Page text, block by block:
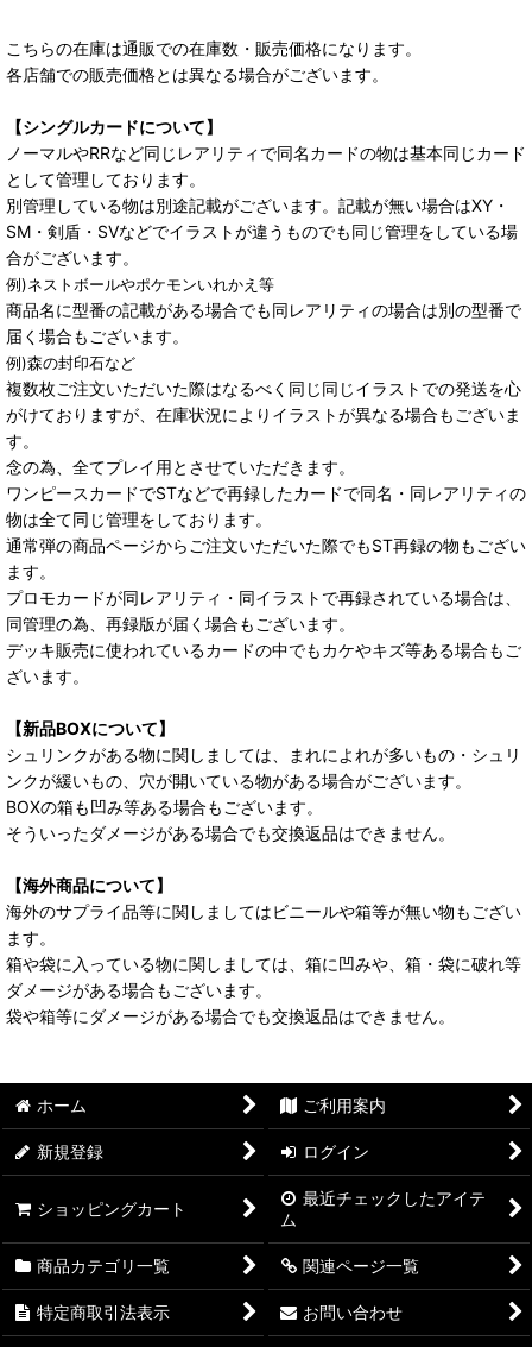
こちらの在庫は通販での在庫数・販売価格になります。
各店舗での販売価格とは異なる場合がございます。
【シングルカードについて】
ノーマルやRRなど同じレアリティで同名カードの物は基本同じカード
として管理しております。
別管理している物は別途記載がございます。記載が無い場合はXY・
SM・剣盾・SVなどでイラストが違うものでも同じ管理をしている場
合がございます。
例)ネストボールやポケモンいれかえ等
商品名に型番の記載がある場合でも同レアリティの場合は別の型番で
届く場合もございます。
例)森の封印石など
複数枚ご注文いただいた際はなるべく同じ同じイラストでの発送を心
がけておりますが、在庫状況によりイラストが異なる場合もございま
す。
念の為、全てプレイ用とさせていただきます。
ワンピースカードでSTなどで再録したカードで同名・同レアリティの
物は全て同じ管理をしております。
通常弾の商品ページからご注文いただいた際でもST再録の物もござい
ます。
プロモカードが同レアリティ・同イラストで再録されている場合は、
同管理の為、再録版が届く場合もございます。
デッキ販売に使われているカードの中でもカケやキズ等ある場合もご
ざいます。
【新品BOXについて】
シュリンクがある物に関しましては、まれによれが多いもの・シュリ
ンクが緩いもの、穴が開いている物がある場合がございます。
BOXの箱も凹み等ある場合もございます。
そういったダメージがある場合でも交換返品はできません。
【海外商品について】
海外のサプライ品等に関しましてはビニールや箱等が無い物もござい
ます。
箱や袋に入っている物に関しましては、箱に凹みや、箱・袋に破れ等
ダメージがある場合もございます。
袋や箱等にダメージがある場合でも交換返品はできません。
ホーム ご利用案内
新規登録 ログイン
ショッピングカート
最近チェックしたアイテ
ム
商品カテゴリ一覧 関連ページ一覧
特定商取引法表示 お問い合わせ